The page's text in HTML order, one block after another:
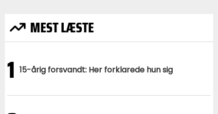
MEST LÆSTE
1 15-årig forsvandt: Her forklarede hun sig